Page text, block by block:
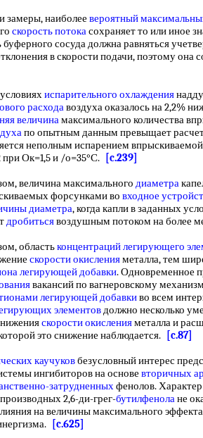
наиболее вероятный
скорость потокасохраняет то или иное
сосуда должна равняться
в скорости подачи, поэтому она
испарительного охлаждения
расходавоздуха оказалось на 2,2%
величинамаксимального количества
по опытным данным превыщает
неполным испарением
при Ок=1,5 и /о=35°С.
[c.239]
величина максимального диаметра
форсунками во входное
диаметра, когда капли в заданных
дробитьсявоздушным потоком на более
областьконцентрацийлегирующего
скорости окисленияметалла, тем
легирующей добавки. Одновременное
вакансий по вагнеровскому
легирующей добавкиво всем
элементовдолжно несколько
скорости окисленияметалла и
это снижение наблюдается.
[c.87]
каучуковбезусловный интерес
ингибиторов на основе вторичных
затрудненныхфенолов.
2,6-ди-грег-бутилфенолане
на величины максимального
[c.625]